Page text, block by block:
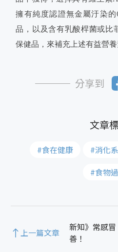
擁有純度認證無金屬汙染的
品，以及含有乳酸桿菌或比
保健品，來補充上述有益營養
分享到
#食在健康 #消化
#食物
上一篇文章
新知》常感
善！